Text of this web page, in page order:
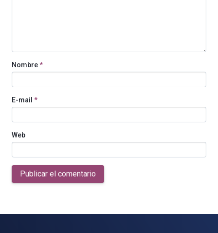
Nombre*
E-mail *
Web
Publicar el comentario